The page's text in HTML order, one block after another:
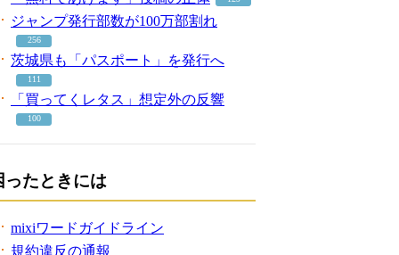
ジャンプ発行部数が100万部割れ
256
茨城県も「パスポート」を発行へ
111
「買ってくレタス」想定外の反響
100
ったときには
mixiワードガイドライン
規約違反の通報